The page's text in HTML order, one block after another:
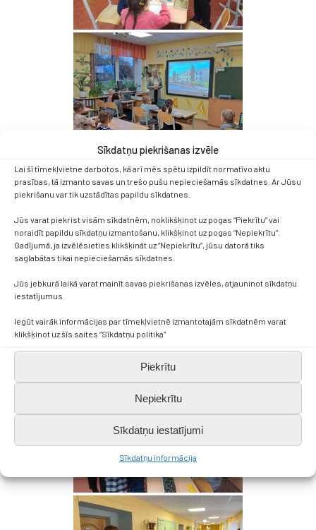
Sīkdatņu piekrišanas izvēle
Lai šī tīmekļvietne darbotos, kā arī mēs spētu izpildīt normatīvo aktu
prasības, tā izmanto savas un trešo pušu nepieciešamās sīkdatnes. Ar Jūsu
piekrišanu var tik uzstādītas papildu sīkdatnes.
Jūs varat piekrist visām sīkdatnēm, noklikšķinot uz pogas “Piekrītu” vai
noraidīt papildu sīkdatņu izmantošanu, klikšķinot uz pogas “Nepiekrītu”.
Gadījumā, ja izvēlēsieties klikšķināt uz “Nepiekrītu”, jūsu datorā tiks
saglabātas tikai nepieciešamās sīkdatnes.
Jūs jebkurā laikā varat mainīt savas piekrišanas izvēles, atjauninot sīkdatņu
iestatījumus.
Iegūt vairāk informācijas par tīmekļvietnē izmantotajām sīkdatnēm varat
klikšķinot uz šīs saites “Sīkdatņu politika”
Piekrītu
Nepiekrītu
Sīkdatņu iestatījumi
Sīkdatņu informācija